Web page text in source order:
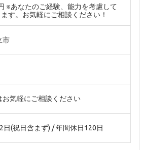
※あなたのご経験、能力を考慮して
す。お気軽にご相談ください！
市
お気軽にご相談ください
日(祝日含まず) / 年間休日120日